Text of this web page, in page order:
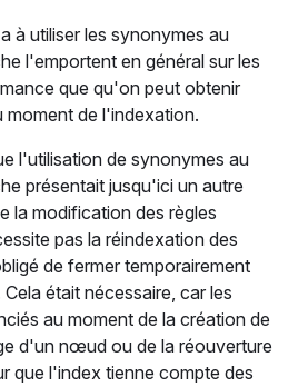
à utiliser les synonymes au
l'emportent en général sur les
que qu'on peut obtenir
moment de l'indexation.
l'utilisation de synonymes au
présentait jusqu'ici un autre
la modification des règles
pas la réindexation des
de fermer temporairement
était nécessaire, car les
au moment de la création de
d'un nœud ou de la réouverture
que l'index tienne compte des